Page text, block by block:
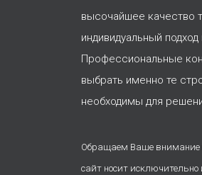
высочайшее качество
индивидуальный
Профессиональные
выбрать именно те
необходимы для
Обращаем Ваше внимание
сайт носит